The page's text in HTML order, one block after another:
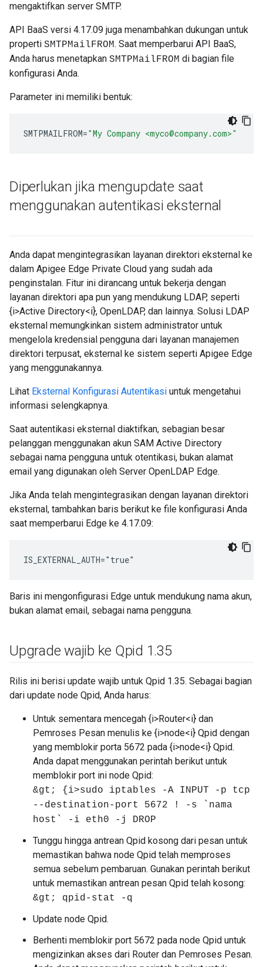
mengaktifkan server SMTP.
API BaaS versi 4.17.09 juga menambahkan dukungan untuk
properti SMTPMailFROM. Saat memperbarui API BaaS,
Anda harus menetapkan SMTPMailFROM di bagian file
konfigurasi Anda.
Parameter ini memiliki bentuk:
SMTPMAILFROM="My Company <myco@company.com>"
Diperlukan jika mengupdate saat
menggunakan autentikasi eksternal
Anda dapat mengintegrasikan layanan direktori eksternal ke
dalam Apigee Edge Private Cloud yang sudah ada
penginstalan. Fitur ini dirancang untuk bekerja dengan
layanan direktori apa pun yang mendukung LDAP, seperti
{i>Active Directory<i}, OpenLDAP, dan lainnya. Solusi LDAP
eksternal memungkinkan sistem administrator untuk
mengelola kredensial pengguna dari layanan manajemen
direktori terpusat, eksternal ke sistem seperti Apigee Edge
yang menggunakannya.
Lihat Eksternal Konfigurasi Autentikasi untuk mengetahui
informasi selengkapnya.
Saat autentikasi eksternal diaktifkan, sebagian besar
pelanggan menggunakan akun SAM Active Directory
sebagai nama pengguna untuk otentikasi, bukan alamat
email yang digunakan oleh Server OpenLDAP Edge.
Jika Anda telah mengintegrasikan dengan layanan direktori
eksternal, tambahkan baris berikut ke file konfigurasi Anda
saat memperbarui Edge ke 4.17.09:
IS_EXTERNAL_AUTH="true"
Baris ini mengonfigurasi Edge untuk mendukung nama akun,
bukan alamat email, sebagai nama pengguna.
Upgrade wajib ke Qpid 1.35
Rilis ini berisi update wajib untuk Qpid 1.35. Sebagai bagian
dari update node Qpid, Anda harus:
Untuk sementara mencegah {i>Router<i} dan
Pemroses Pesan menulis ke {i>node<i} Qpid dengan
yang memblokir porta 5672 pada {i>node<i} Qpid.
Anda dapat menggunakan perintah berikut untuk
memblokir port ini node Qpid:
&gt; {i>sudo iptables -A INPUT -p tcp
--destination-port 5672 ! -s `nama
host` -i eth0 -j DROP
Tunggu hingga antrean Qpid kosong dari pesan untuk
memastikan bahwa node Qpid telah memproses
semua sebelum pembaruan. Gunakan perintah berikut
untuk memastikan antrean pesan Qpid telah kosong:
&gt; qpid-stat -q
Update node Qpid.
Berhenti memblokir port 5672 pada node Qpid untuk
mengizinkan akses dari Router dan Pemroses Pesan.